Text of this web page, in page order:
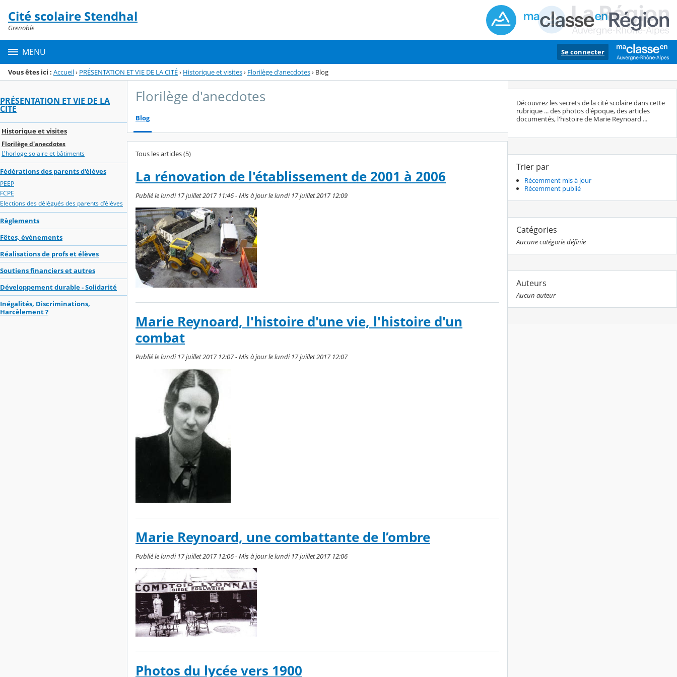
Menu de la rubrique
Contenu
Cité scolaire Stendhal
Grenoble
MENU Se connecter
Vous êtes ici : Accueil› PRÉSENTATION ET VIE DE LA CITÉ› Historique et visites› Florilège d'anecdotes› Blog
PRÉSENTATION ET VIE DE LA
CITÉ
Historique et visites
Florilège d'anecdotes
L'horloge solaire et bâtiments
Fédérations des parents d'élèves
PEEP
FCPE
Elections des délégués des parents d'élèves
Règlements
Fêtes, évènements
Réalisations de profs et élèves
Soutiens financiers et autres
Développement durable - Solidarité
Inégalités, Discriminations,
Harcèlement ?
Florilège d'anecdotes
Blog
Tous les articles (5)
La rénovation de l'établissement de 2001 à 2006
Publié le lundi 17 juillet 2017 11:46 - Mis à jour le lundi 17 juillet 2017 12:09
Marie Reynoard, l'histoire d'une vie, l'histoire d'un
combat
Publié le lundi 17 juillet 2017 12:07 - Mis à jour le lundi 17 juillet 2017 12:07
Marie Reynoard, une combattante de l’ombre
Publié le lundi 17 juillet 2017 12:06 - Mis à jour le lundi 17 juillet 2017 12:06
Photos du lycée vers 1900
Découvrez les secrets de la cité scolaire dans cette
rubrique ... des photos d'époque, des articles
documentés, l'histoire de Marie Reynoard ...
Trier par
Récemment mis à jour
Récemment publié
Catégories
Aucune catégorie définie
Auteurs
Aucun auteur